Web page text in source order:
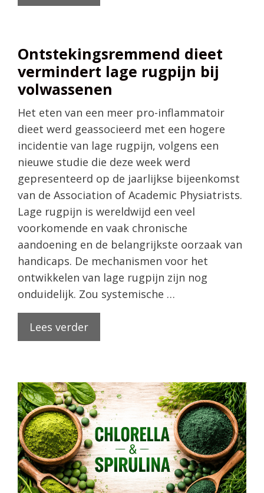
Ontstekingsremmend dieet
vermindert lage rugpijn bij
volwassenen
Het eten van een meer pro-inflammatoir
dieet werd geassocieerd met een hogere
incidentie van lage rugpijn, volgens een
nieuwe studie die deze week werd
gepresenteerd op de jaarlijkse bijeenkomst
van de Association of Academic Physiatrists.
Lage rugpijn is wereldwijd een veel
voorkomende en vaak chronische
aandoening en de belangrijkste oorzaak van
handicaps. De mechanismen voor het
ontwikkelen van lage rugpijn zijn nog
onduidelijk. Zou systemische …
Lees verder